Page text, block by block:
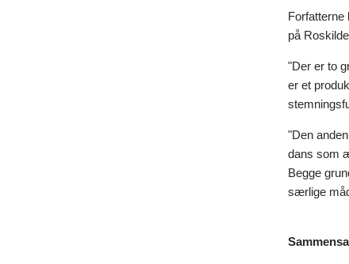
Forfatterne
på
"Der er to
er et
"Den
dans som
Begge
særlige